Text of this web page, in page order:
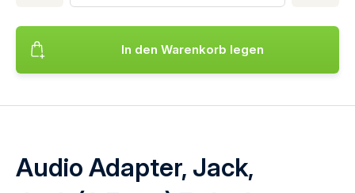
In den Warenkorb legen
Fügt das Produkt hinzu Audio Adapter, Jack, Jack (3,5mm)
Audio Adapter, Jack,